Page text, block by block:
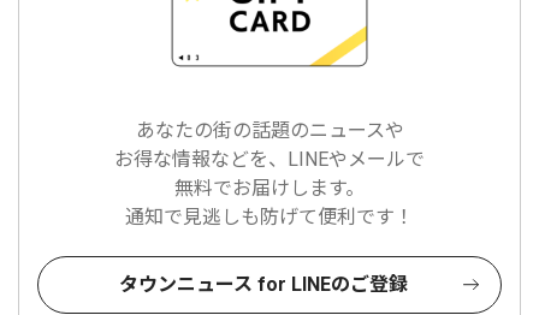
あなたの街の話題のニュースや
お得な情報などを、LINEやメールで
無料でお届けします。
通知で見逃しも防げて便利です！
タウンニュース for LINEのご登録